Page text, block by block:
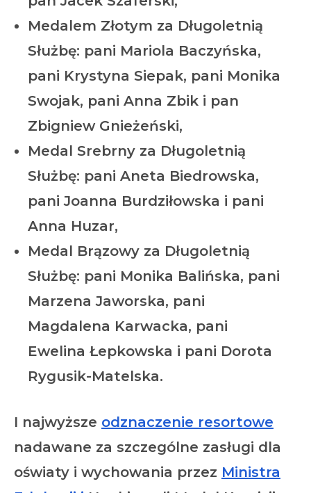
Medalem Złotym za Długoletnią
Służbę: pani Mariola Baczyńska,
pani Krystyna Siepak, pani Monika
Swojak, pani Anna Zbik i pan
Zbigniew Gnieżeński,
Medal Srebrny za Długoletnią
Służbę: pani Aneta Biedrowska,
pani Joanna Burdziłowska i pani
Anna Huzar,
Medal Brązowy za Długoletnią
Służbę: pani Monika Balińska, pani
Marzena Jaworska, pani
Magdalena Karwacka, pani
Ewelina Łepkowska i pani Dorota
Rygusik-Matelska.
I najwyższe odznaczenie resortowe
nadawane za szczególne zasługi dla
oświaty i wychowania przez Ministra